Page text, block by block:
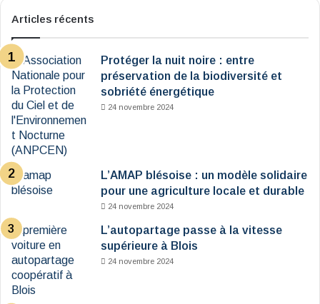
Articles récents
Protéger la nuit noire : entre
préservation de la biodiversité et
sobriété énergétique
24 novembre 2024
L’AMAP blésoise : un modèle solidaire
pour une agriculture locale et durable
24 novembre 2024
L’autopartage passe à la vitesse
supérieure à Blois
24 novembre 2024